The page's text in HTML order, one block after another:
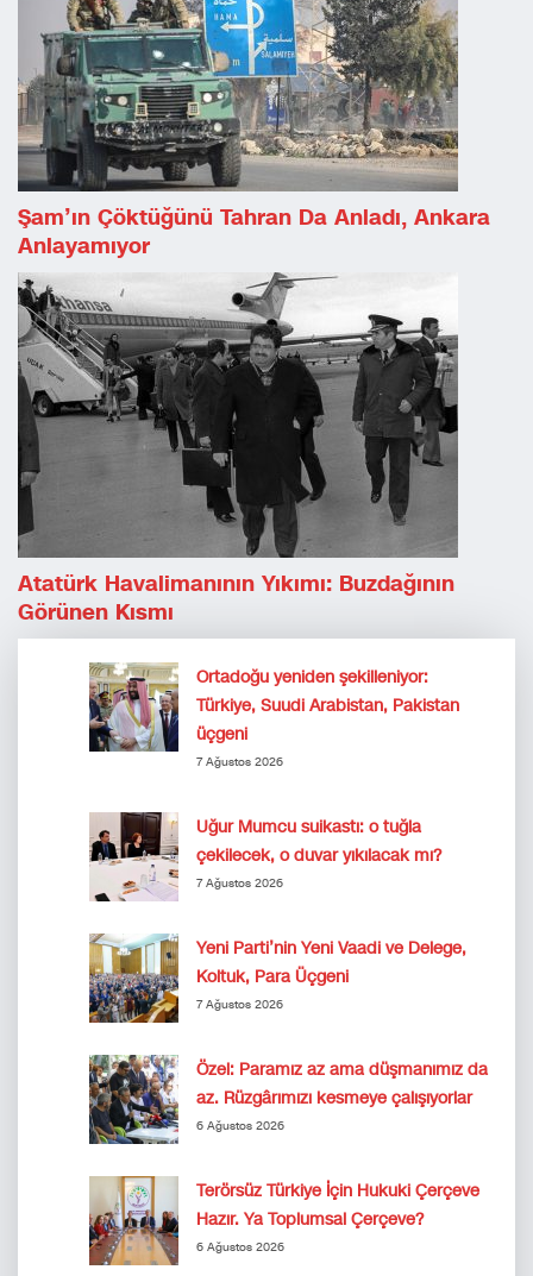
Şam’ın Çöktüğünü Tahran Da Anladı, Ankara
Anlayamıyor
Atatürk Havalimanının Yıkımı: Buzdağının
Görünen Kısmı
Ortadoğu yeniden şekilleniyor:
Türkiye, Suudi Arabistan, Pakistan
üçgeni
7 Ağustos 2026
Uğur Mumcu suikastı: o tuğla
çekilecek, o duvar yıkılacak mı?
7 Ağustos 2026
Yeni Parti’nin Yeni Vaadi ve Delege,
Koltuk, Para Üçgeni
7 Ağustos 2026
Özel: Paramız az ama düşmanımız da
az. Rüzgârımızı kesmeye çalışıyorlar
6 Ağustos 2026
Terörsüz Türkiye İçin Hukuki Çerçeve
Hazır. Ya Toplumsal Çerçeve?
6 Ağustos 2026